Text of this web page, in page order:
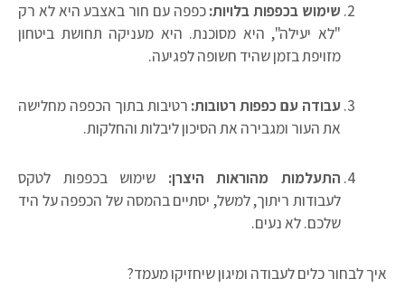
שימוש בכפפות בלויות:כפפה עם חור באצבע היא לא רק
"לא יעילה", היא מסוכנת. היא מעניקה תחושת ביטחון
מזויפת בזמן שהיד חשופה לפגיעה.
עבודה עם כפפות רטובות:רטיבות בתוך הכפפה מחלישה
את העור ומגבירה את הסיכון ליבלות והחלקות.
התעלמות מהוראות היצרן:שימוש בכפפות לטקס
לעבודות ריתוך, למשל, יסתיים בהמסה של הכפפה על היד
שלכם. לא נעים.
לבחור כלים לעבודה ומיגון שיחזיקו מעמד?